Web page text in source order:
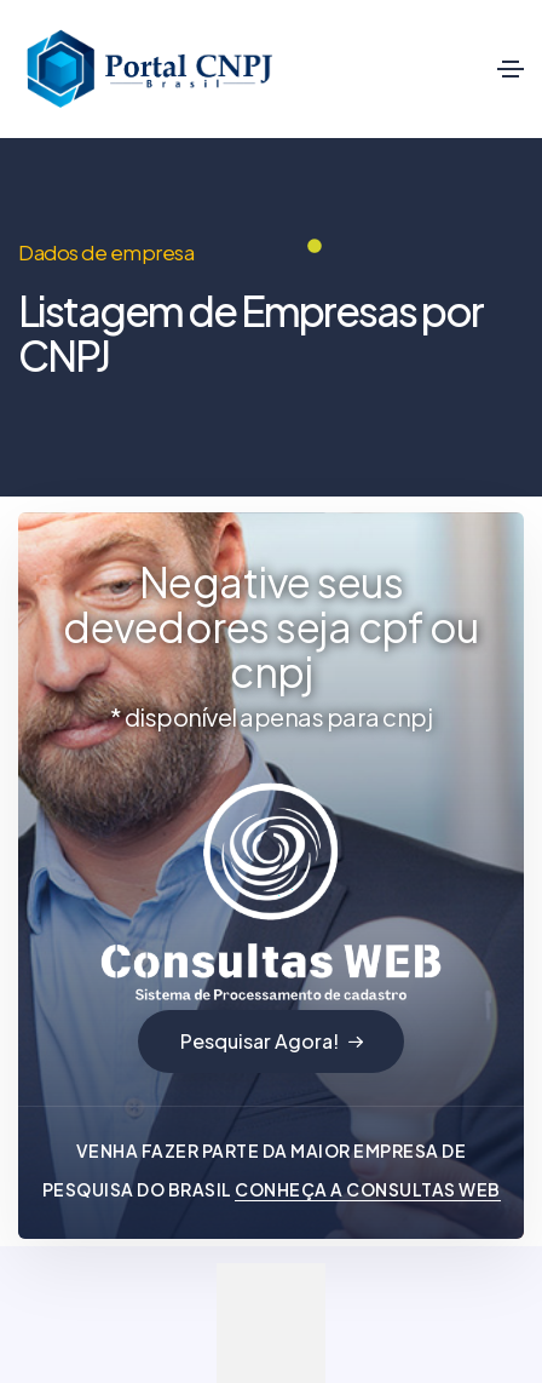
Dados de empresa
Listagem de Empresas por
CNPJ
Negative seus
devedores seja cpf ou
cnpj
* disponível apenas para cnpj
Pesquisar Agora!
VENHA FAZER PARTE DA MAIOR EMPRESA DE
PESQUISA DO BRASIL CONHEÇA A CONSULTAS WEB